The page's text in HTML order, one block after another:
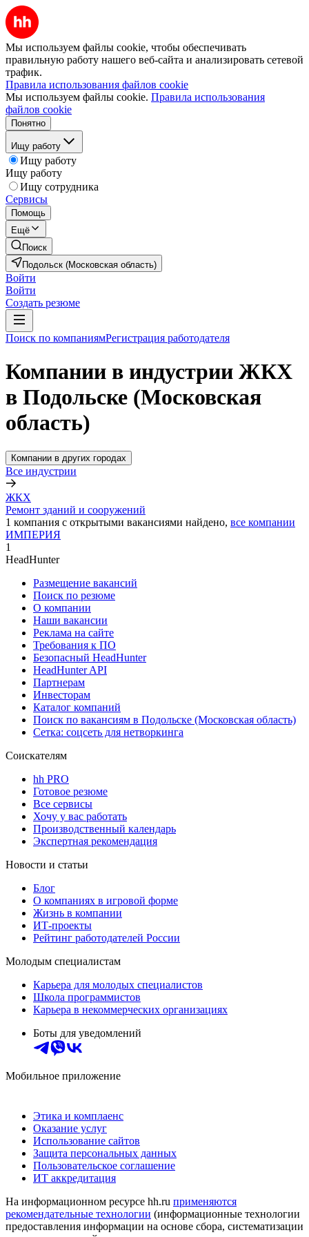
Мы используем файлы cookie, чтобы обеспечивать
правильную работу нашего веб-сайта и анализировать сетевой
трафик.
Правила использования файлов cookie
Мы используем файлы cookie. Правила использования
файлов cookie
Понятно
Ищу работу
Ищу работу
Ищу работу
Ищу сотрудника
Сервисы
Помощь
Ещё
Поиск
Подольск (Московская область)
Войти
Войти
Создать резюме
Поиск по компаниямРегистрация работодателя
Компании в индустрии ЖКХ
в Подольске (Московская
область)
Компании в других городах
Все индустрии
ЖКХ
Ремонт зданий и сооружений
1 компания с открытыми вакансиями найдено, все компании
ИМПЕРИЯ
1
HeadHunter
Размещение вакансий
Поиск по резюме
О компании
Наши вакансии
Реклама на сайте
Требования к ПО
Безопасный HeadHunter
HeadHunter API
Партнерам
Инвесторам
Каталог компаний
Поиск по вакансиям в Подольске (Московская область)
Сетка: соцсеть для нетворкинга
Соискателям
hh PRO
Готовое резюме
Все сервисы
Хочу у вас работать
Производственный календарь
Экспертная рекомендация
Новости и статьи
Блог
О компаниях в игровой форме
Жизнь в компании
ИТ-проекты
Рейтинг работодателей России
Молодым специалистам
Карьера для молодых специалистов
Школа программистов
Карьера в некоммерческих организациях
Боты для уведомлений
Мобильное приложение
Этика и комплаенс
Оказание услуг
Использование сайтов
Защита персональных данных
Пользовательское соглашение
ИТ аккредитация
На информационном ресурсе hh.ru применяются
рекомендательные технологии (информационные технологии
предоставления информации на основе сбора, систематизации